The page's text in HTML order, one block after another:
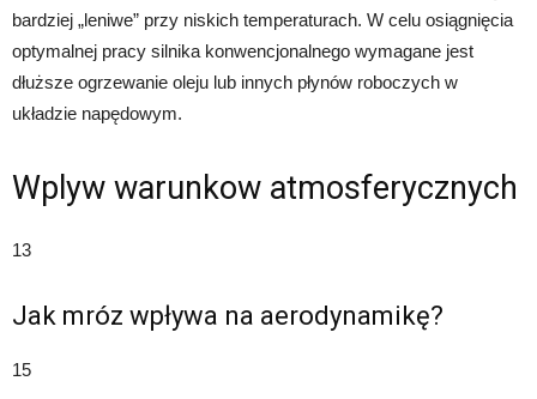
bardziej „leniwe” przy niskich temperaturach. W celu osiągnięcia
optymalnej pracy silnika konwencjonalnego wymagane jest
dłuższe ogrzewanie oleju lub innych płynów roboczych w
układzie napędowym.
Wplyw warunkow atmosferycznych
13
Jak mróz wpływa na aerodynamikę?
15